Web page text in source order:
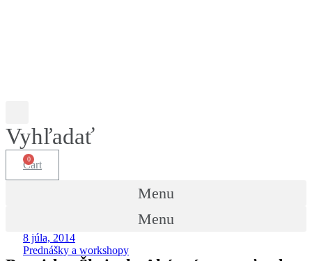
Vyhľadať
Cart
Menu
Menu
8 júla, 2014
Prednášky a workshopy